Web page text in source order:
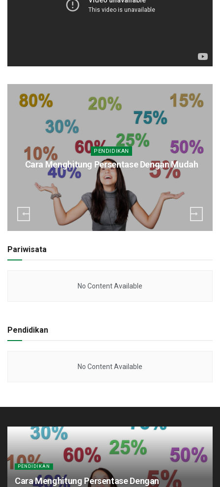
PENDIDIKAN
Cara Menghitung Persentase Dengan Mudah
Pariwisata
No Content Available
Pendidikan
No Content Available
PENDIDIKAN
Cara Menghitung Persentase Dengan